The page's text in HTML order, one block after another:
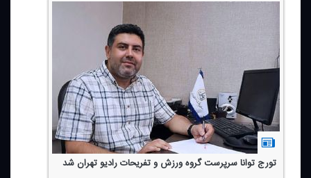
تورج توانا سرپرست گروه ورزش و تفریحات رادیو تهران شد